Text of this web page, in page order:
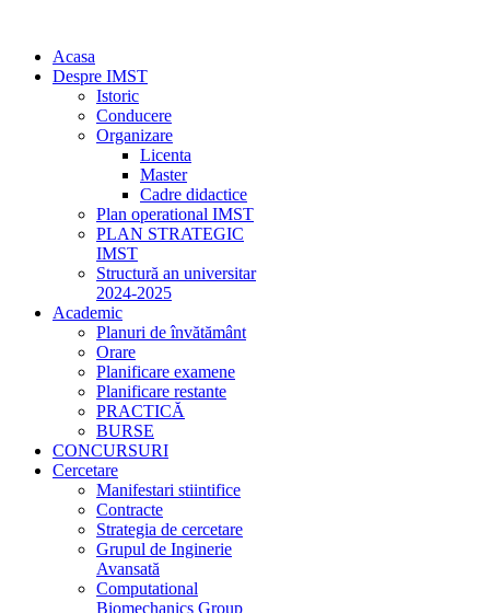
Acasa
Despre IMST
Istoric
Conducere
Organizare
Licenta
Master
Cadre didactice
Plan operational IMST
PLAN STRATEGIC
IMST
Structură an universitar
2024-2025
Academic
Planuri de învătământ
Orare
Planificare examene
Planificare restante
PRACTICĂ
BURSE
CONCURSURI
Cercetare
Manifestari stiintifice
Contracte
Strategia de cercetare
Grupul de Inginerie
Avansată
Computational
Biomechanics Group